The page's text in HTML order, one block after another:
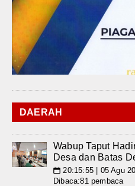
DAERAH
Wabup Taput
Desa dan Batas
📅 20:15:55 | 05 Agu
Dibaca:81 pembaca